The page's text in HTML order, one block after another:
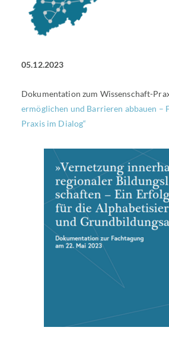
05.12.2023
Dokumentation zum Wissenschaft-
ermöglichen und Barrieren abbauen –
Praxis im Dialog“